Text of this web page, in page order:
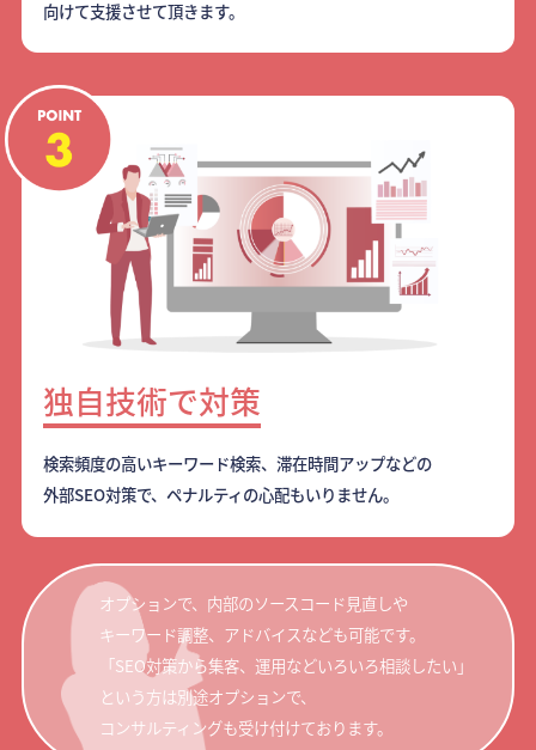
向けて支援させて頂きます。
独自技術で対策
検索頻度の高いキーワード検索、滞在時間アップなどの
外部SEO対策で、ペナルティの心配もいりません。
オプションで、内部のソースコード見直しや
キーワード調整、アドバイスなども可能です。
「SEO対策から集客、運用などいろいろ相談したい」
という方は別途オプションで、
コンサルティングも受け付けております。